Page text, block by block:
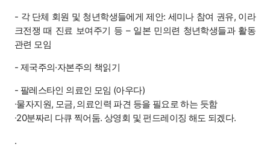
- 각 단체 회원 및 청년학생들에게 제안: 세미나 참여 권유, 이라
크전쟁 때 진료 보여주기 등 – 일본 민의련 청년학생들과 활동
관련 모임
- 제국주의·자본주의 책읽기
- 팔레스타인 의료인 모임 (아우다)
∙물자지원, 모금, 의료인력 파견 등을 필요로 하는 듯함
∙20분짜리 다큐 찍어둠. 상영회 및 펀드레이징 해도 되겠다.
.